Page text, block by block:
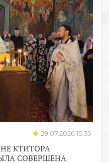
29.07.2026 15:35
КТИТОРА
СОВЕРШЕНА